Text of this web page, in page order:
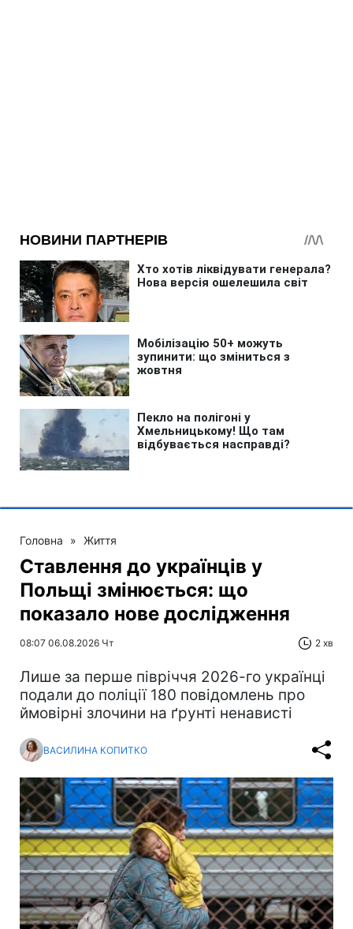
Головна » Життя
Ставлення до українців у
Польщі змінюється: що
показало нове дослідження
08:07 06.08.2026 Чт 2 хв
Лише за перше півріччя 2026-го українці
подали до поліції 180 повідомлень про
ймовірні злочини на ґрунті ненависті
ВАСИЛИНА КОПИТКО